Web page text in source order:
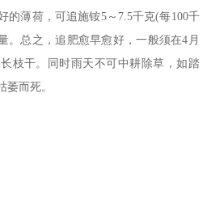
的薄荷，可追施铵5～7.5千克(每100千
。总之，追肥愈早愈好，一般须在4月
枝干。同时雨天不可中耕除草，如踏
而死。